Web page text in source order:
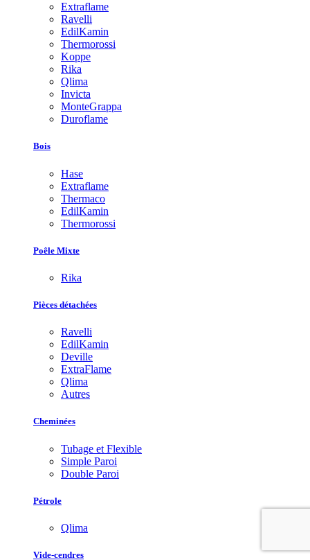
Extraflame
Ravelli
EdilKamin
Thermorossi
Koppe
Rika
Qlima
Invicta
MonteGrappa
Duroflame
Bois
Hase
Extraflame
Thermaco
EdilKamin
Thermorossi
Poêle Mixte
Rika
Pièces détachées
Ravelli
EdilKamin
Deville
ExtraFlame
Qlima
Autres
Cheminées
Tubage et Flexible
Simple Paroi
Double Paroi
Pétrole
Qlima
Vide-cendres